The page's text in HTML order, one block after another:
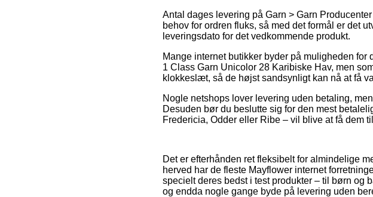
Antal dages levering på Garn > Garn
behov for ordren fluks, så med det formål er det
leveringsdato for det vedkommende produkt.
Mange internet butikker byder på muligheden
1 Class Garn Unicolor 28 Karibiske Hav, men
klokkeslæt, så de højst sandsynligt kan nå at få
Nogle netshops lover levering uden betaling,
Desuden bør du beslutte sig for den mest
Fredericia, Odder eller Ribe – vil blive at få dem
Det er efterhånden ret fleksibelt for almindelige
herved har de fleste Mayflower internet
specielt deres bedst i test produkter – til børn og
og endda nogle gange byde på levering uden